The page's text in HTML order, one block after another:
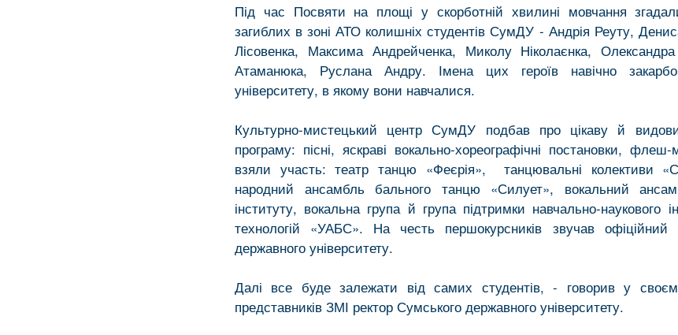
Під час Посвяти на площі у скорботній хвилині мовчання
загиблих в зоні АТО колишніх студентів СумДУ - Андрія Реуту,
Лісовенка, Максима Андрейченка, Миколу Ніколаєнка,
Атаманюка, Руслана Андру. Імена цих героїв навічно
університету, в якому вони навчалися.
Культурно-мистецький центр СумДУ подбав про цікаву й
програму: пісні, яскраві вокально-хореографічні постановки,
взяли участь: театр танцю «Феєрія», танцювальні колективи
народний ансамбль бального танцю «Силует», вокальний
інституту, вокальна група й група підтримки навчально-наукового
технологій «УАБС». На честь першокурсників звучав офіційний
державного університету.
Далі все буде залежати від самих студентів, - говорив у
представників ЗМІ ректор Сумського державного університету.